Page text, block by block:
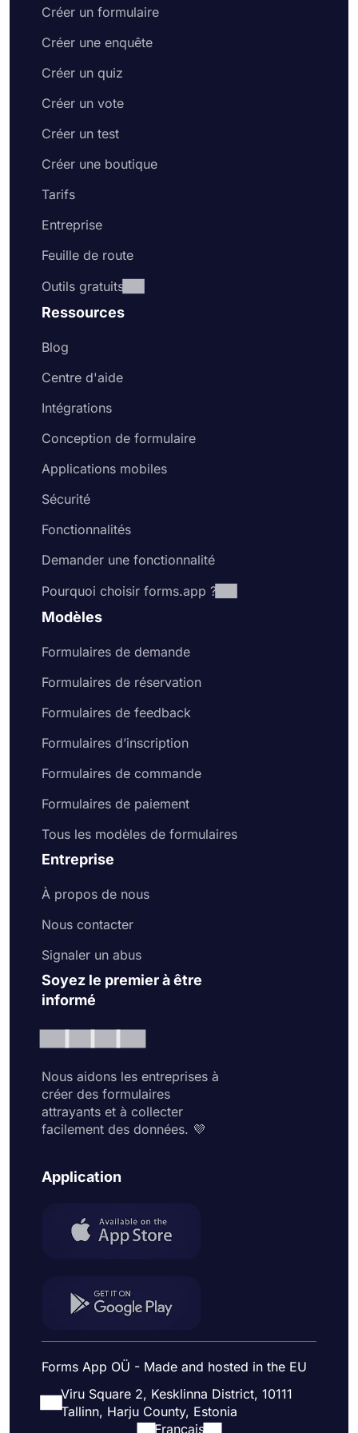
Créer un formulaire
Créer une enquête
Créer un quiz
Créer un vote
Créer un test
Créer une boutique
Tarifs
Entreprise
Feuille de route
Outils gratuits
Ressources
Blog
Centre d'aide
Intégrations
Conception de formulaire
Applications mobiles
Sécurité
Fonctionnalités
Demander une fonctionnalité
Pourquoi choisir forms.app ?
Modèles
Formulaires de demande
Formulaires de réservation
Formulaires de feedback
Formulaires d’inscription
Formulaires de commande
Formulaires de paiement
Tous les modèles de formulaires
Entreprise
À propos de nous
Nous contacter
Signaler un abus
Soyez le premier à être
informé
Nous aidons les entreprises à
créer des formulaires
attrayants et à collecter
facilement des données. 💜
Application
Forms App OÜ - Made and hosted in the EU
Viru Square 2, Kesklinna District, 10111
Tallinn, Harju County, Estonia
Français